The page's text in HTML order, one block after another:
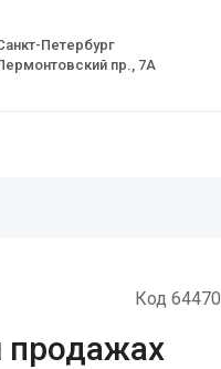
Петербург
пр., 7А
Код 64470
продажах